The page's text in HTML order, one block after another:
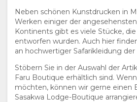
aufhalten werden, da die
Wetter abhängen. Im Allgemeinen
Laufe des Jahres von November
feuchten südlichen und östlichen
Serengeti durch die westliche und
den trockeneren Norden des
sowohl nördlich als auch südlich des
Ende Mai bis Oktober.
Neben schönen Kunstdrucken in
Werken einiger der
Kontinents gibt es viele Stücke,
entworfen wurden. Auch hier
an hochwertiger Safarikleidung der
Stöbern Sie in der Auswahl der
Faru Boutique erhältlich sind.
möchten, können wir gerne einen
Sasakwa Lodge-Boutique